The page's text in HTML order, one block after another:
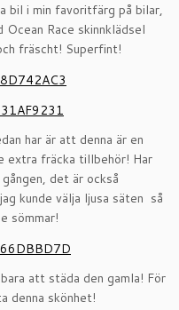
bil i min favoritfärg på bilar,
Race skinnklädsel
fräscht! Superfint!
har är att denna är en
extra fräcka tillbehör! Har
det är också
kunde välja ljusa säten så
sömmar!
att städa den gamla! För
denna skönhet!